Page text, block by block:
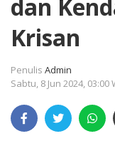
dan
Krisan
Penulis Admin
Sabtu, 8 Jun 2024, 03:00